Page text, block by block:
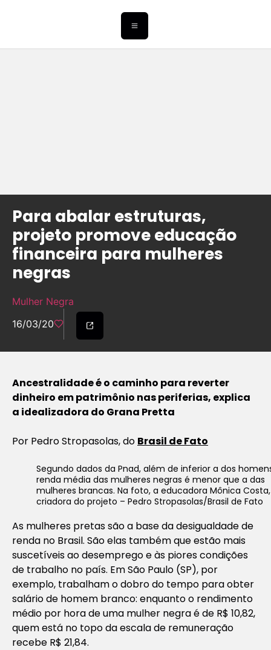
Para abalar estruturas,
projeto promove educação
financeira para mulheres
negras
Mulher Negra
16/03/20
Ancestralidade é o caminho para reverter
dinheiro em patrimônio nas periferias, explica
a idealizadora do Grana Pretta
Por Pedro Stropasolas, do Brasil de Fato
Segundo dados da Pnad, além de inferior a dos
renda média das mulheres negras é menor que a das
mulheres brancas. Na foto, a educadora Mônica Costa,
criadora do projeto – Pedro Stropasolas/Brasil de Fato
As mulheres pretas são a base da desigualdade de
renda no Brasil. São elas também que estão mais
suscetíveis ao desemprego e às piores condições
de trabalho no país. Em São Paulo (SP), por
exemplo, trabalham o dobro do tempo para obter
salário de homem branco: enquanto o rendimento
médio por hora de uma mulher negra é de R$ 10,82,
quem está no topo da escala de remuneração
recebe R$ 21,84.